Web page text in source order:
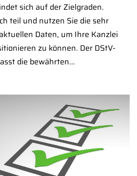
sich auf der Zielgraden.
teil und nutzen Sie die sehr
Daten, um Ihre Kanzlei
zu können. Der DStV-
die bewährten...